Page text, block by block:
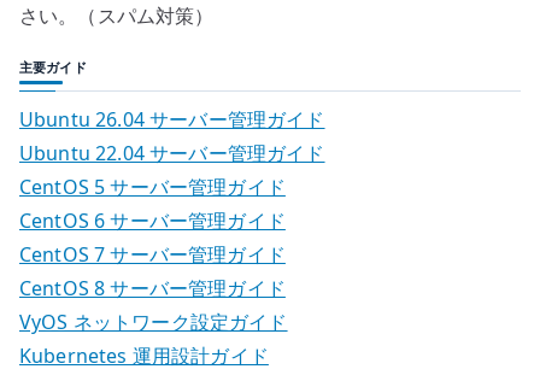
さい。（スパム対策）
主要ガイド
Ubuntu 26.04 サーバー管理ガイド
Ubuntu 22.04 サーバー管理ガイド
CentOS 5 サーバー管理ガイド
CentOS 6 サーバー管理ガイド
CentOS 7 サーバー管理ガイド
CentOS 8 サーバー管理ガイド
VyOS ネットワーク設定ガイド
Kubernetes 運用設計ガイド